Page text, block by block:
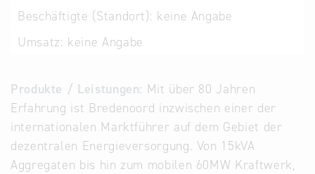
Internationale
Datenbanken
aus
Österreich
und der
Slowakei
Beschäftigte (Standort): keine Angabe
Umsatz: keine Angabe
Produkte / Leistungen: Mit über 80 Jahren
Erfahrung ist Bredenoord inzwischen einer der
internationalen Marktführer auf dem Gebiet der
dezentralen Energieversorgung. Von 15kVA
Aggregaten bis hin zum mobilen 60MW Kraftwerk,